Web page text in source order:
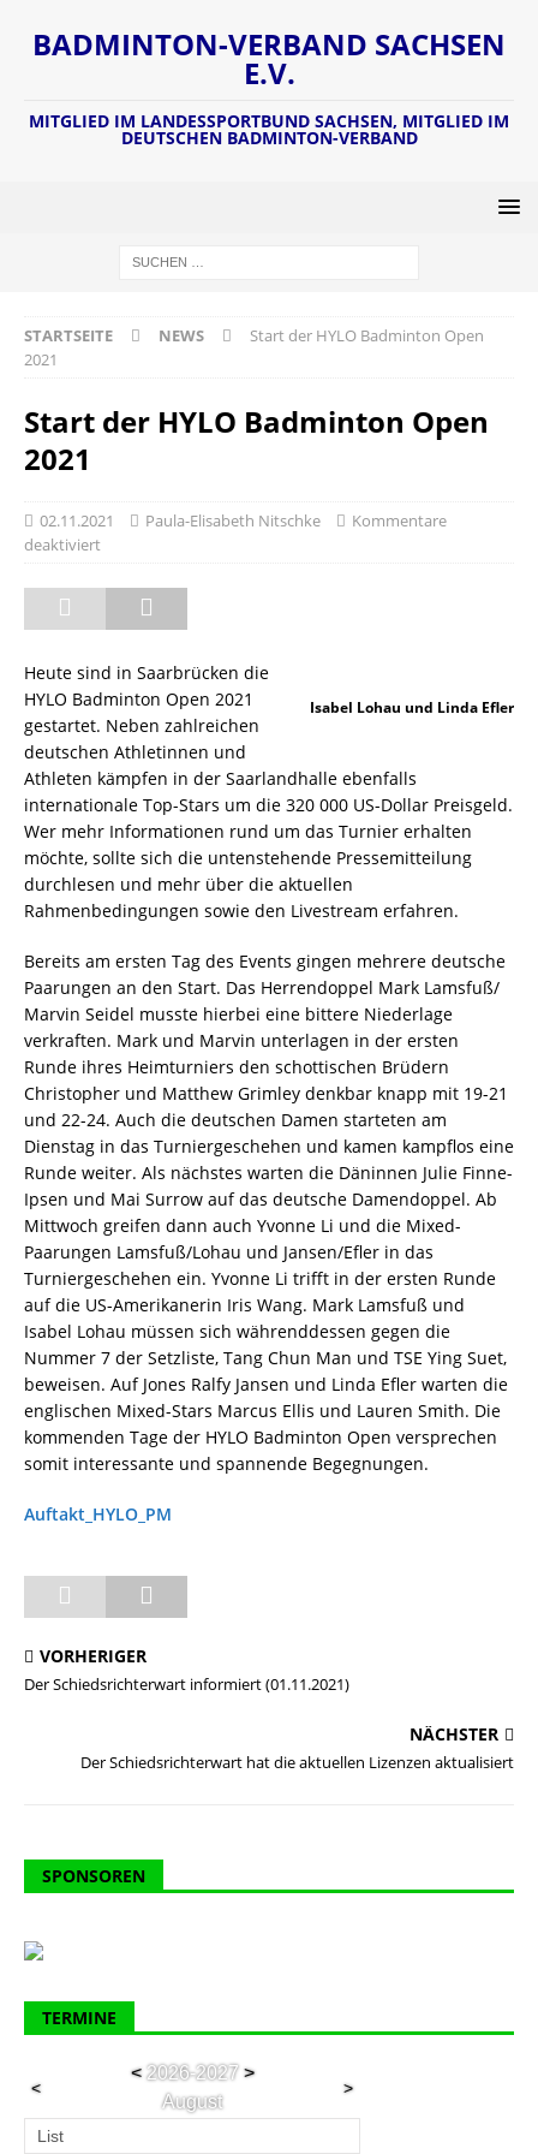
BADMINTON-VERBAND SACHSEN
E.V.
MITGLIED IM LANDESSPORTBUND SACHSEN, MITGLIED IM
DEUTSCHEN BADMINTON-VERBAND
STARTSEITE NEWS
Start der HYLO Badminton Open
2021
Start der HYLO Badminton Open
2021
02.11.2021 Paula-Elisabeth Nitschke
Kommentare
deaktiviert
Isabel Lohau und Linda Efler
Heute sind in Saarbrücken die
HYLO Badminton Open 2021
gestartet. Neben zahlreichen
deutschen Athletinnen und
Athleten kämpfen in der Saarlandhalle ebenfalls
internationale Top-Stars um die 320 000 US-Dollar Preisgeld.
Wer mehr Informationen rund um das Turnier erhalten
möchte, sollte sich die untenstehende Pressemitteilung
durchlesen und mehr über die aktuellen
Rahmenbedingungen sowie den Livestream erfahren.
Bereits am ersten Tag des Events gingen mehrere deutsche
Paarungen an den Start. Das Herrendoppel Mark Lamsfuß/
Marvin Seidel musste hierbei eine bittere Niederlage
verkraften. Mark und Marvin unterlagen in der ersten
Runde ihres Heimturniers den schottischen Brüdern
Christopher und Matthew Grimley denkbar knapp mit 19-21
und 22-24. Auch die deutschen Damen starteten am
Dienstag in das Turniergeschehen und kamen kampflos eine
Runde weiter. Als nächstes warten die Däninnen Julie Finne-
Ipsen und Mai Surrow auf das deutsche Damendoppel. Ab
Mittwoch greifen dann auch Yvonne Li und die Mixed-
Paarungen Lamsfuß/Lohau und Jansen/Efler in das
Turniergeschehen ein. Yvonne Li trifft in der ersten Runde
auf die US-Amerikanerin Iris Wang. Mark Lamsfuß und
Isabel Lohau müssen sich währenddessen gegen die
Nummer 7 der Setzliste, Tang Chun Man und TSE Ying Suet,
beweisen. Auf Jones Ralfy Jansen und Linda Efler warten die
englischen Mixed-Stars Marcus Ellis und Lauren Smith. Die
kommenden Tage der HYLO Badminton Open versprechen
somit interessante und spannende Begegnungen.
Auftakt_HYLO_PM
VORHERIGER
Der Schiedsrichterwart informiert (01.11.2021)
NÄCHSTER
Der Schiedsrichterwart hat die aktuellen Lizenzen aktualisiert
SPONSOREN
TERMINE
<
<2026-2027 >
August
>
List